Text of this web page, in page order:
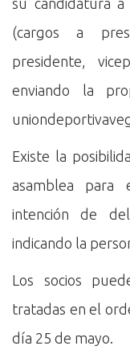
su candidatura
(cargos a
presidente,
enviando la
Existe la
asamblea para
intención de
indicando la
Los socios
tratadas en el
día 25 de mayo.